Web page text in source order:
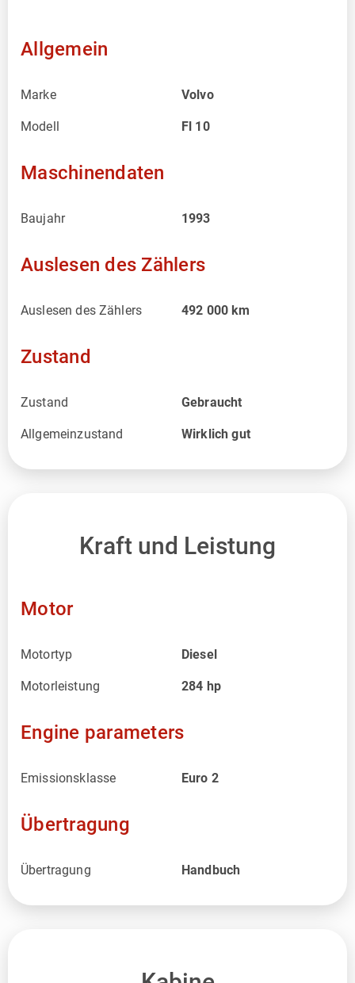
Allgemein
Marke Volvo
Modell Fl 10
Maschinendaten
Baujahr 1993
Auslesen des Zählers
Auslesen des Zählers 492 000 km
Zustand
Zustand Gebraucht
Allgemeinzustand Wirklich gut
Kraft und Leistung
Motor
Motortyp Diesel
Motorleistung 284 hp
Engine parameters
Emissionsklasse Euro 2
Übertragung
Übertragung Handbuch